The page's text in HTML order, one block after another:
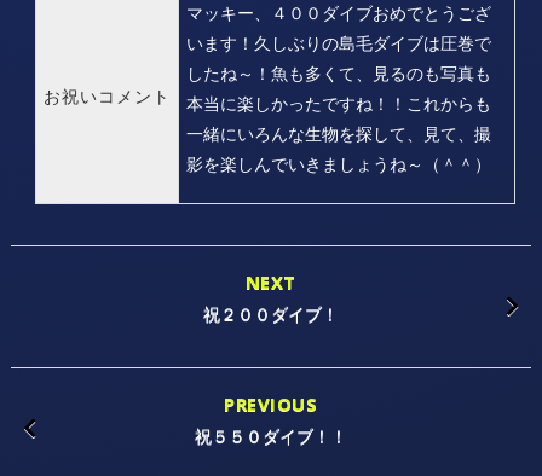
お祝いコメント
マッキー、４００ダイブおめでとうござ
います！久しぶりの島毛ダイブは圧巻で
したね～！魚も多くて、見るのも写真も
本当に楽しかったですね！！これからも
一緒にいろんな生物を探して、見て、撮
影を楽しんでいきましょうね～（＾＾）
NEXT
祝２００ダイブ！
PREVIOUS
祝５５０ダイブ！！